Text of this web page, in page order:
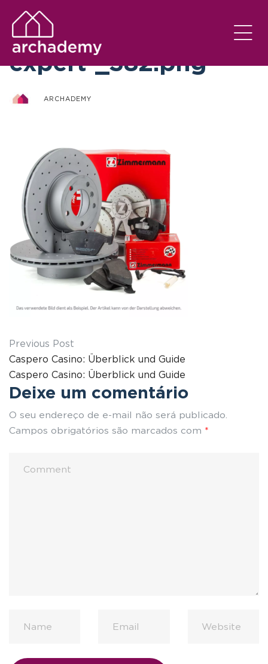
otto-zimmermann-
expert-_382.png
ARCHADEMY
Previous Post
Caspero Casino: Überblick und Guide
Caspero Casino: Überblick und Guide
Deixe um comentário
O seu endereço de e-mail não será publicado.
Campos obrigatórios são marcados com *